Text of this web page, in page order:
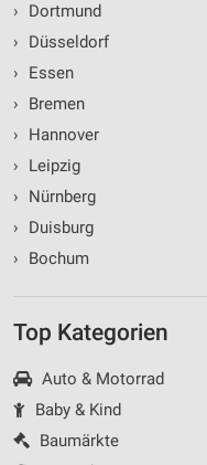
›
Dortmund
›
Düsseldorf
›
Essen
›
Bremen
›
Hannover
›
Leipzig
›
Nürnberg
›
Duisburg
›
Bochum
Top Kategorien
Auto & Motorrad
Baby & Kind
Baumärkte